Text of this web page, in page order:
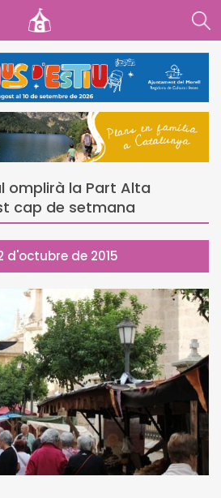
omplirà la Part Alta
cap de setmana
d'octubre de 2015